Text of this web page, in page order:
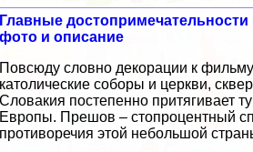
Главные
фото и описание
Повсюду словно декорации к
католические соборы и церкви,
Словакия постепенно притягивает
Европы. Прешов – стопроцентный
противоречия этой небольшой